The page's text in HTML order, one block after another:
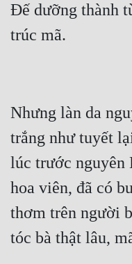
Đế dưỡng thành
trúc mã.
Nhưng làn da
trắng như tuyết
lúc trước nguyên
hoa viên, đã có
thơm trên người
tóc bà thật lâu,